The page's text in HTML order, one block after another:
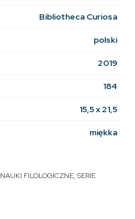
Bibliotheca Curiosa
polski
2019
184
15,5 x 21,5
miękka
NAUKI FILOLOGICZNE, SERIE